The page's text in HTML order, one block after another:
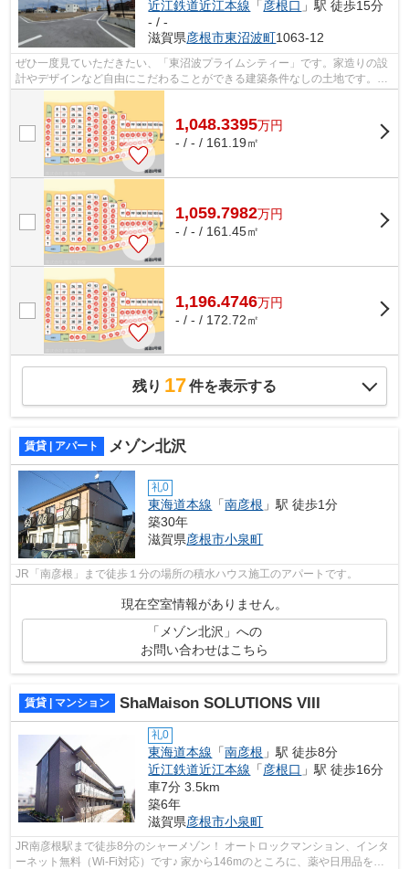
近江鉄道近江本線 「彦根口 」駅 徒歩15分
- / -
滋賀県彦根市東沼波町1063-12
ぜひ一度見ていただきたい、「東沼波プライムシティー」です。家造りの設
計やデザインなど自由にこだわることができる建築条件なしの土地です。住
みやすい空間の条件の1つに前面道路が...
1,048.3395万円
- / - / 161.19㎡
1,059.7982万円
- / - / 161.45㎡
1,196.4746万円
- / - / 172.72㎡
残り 17件を表示する
賃貸 | アパート メゾン北沢
礼0
東海道本線 「南彦根 」駅 徒歩1分
築30年
滋賀県彦根市小泉町
JR「南彦根」まで徒歩１分の場所の積水ハウス施工のアパートです。
現在空室情報がありません。
「メゾン北沢」への
お問い合わせはこちら
賃貸 | マンション ShaMaison SOLUTIONS VIII
礼0
東海道本線 「南彦根 」駅 徒歩8分
近江鉄道近江本線 「彦根口 」駅 徒歩16分
車7分 3.5km
築6年
滋賀県彦根市小泉町
JR南彦根駅まで徒歩8分のシャーメゾン！ オートロックマンション、インタ
ーネット無料（Wi-Fi対応）です♪ 家から146mのところに、薬や日用品を買